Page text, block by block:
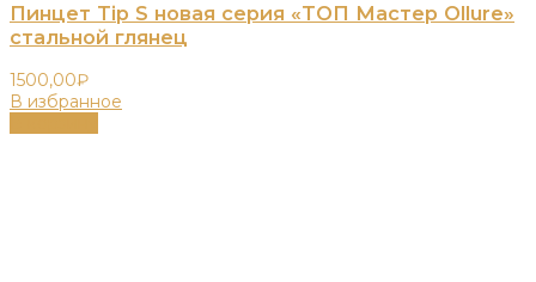
Пинцет Tip S новая серия «ТОП Мастер Ollure»
стальной глянец
1500,00₽
В избранное